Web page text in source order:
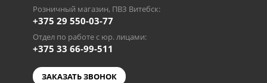
Розничный магазин, ПВЗ Витебск:
+375 29 550-03-77
Отдел по работе с юр. лицами:
+375 33 66-99-511
ЗАКАЗАТЬ ЗВОНОК